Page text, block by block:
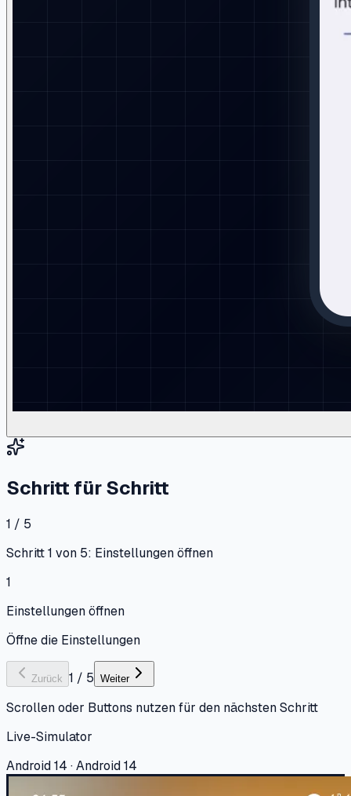
Schritt für Schritt
1 / 5
Schritt 1 von 5: Einstellungen öffnen
1
Einstellungen öffnen
Öffne die Einstellungen
Zurück 1 / 5 Weiter
Scrollen oder Buttons nutzen für den nächsten Schritt
Live-Simulator
Android 14 · Android 14